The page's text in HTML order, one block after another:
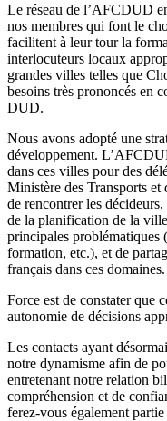
Le réseau de l’AFCDUD
nos membres qui font le
facilitent à leur tour la
interlocuteurs locaux
grandes villes telles que
besoins très prononcés en
DUD.
Nous avons adopté une
développement.
dans ces villes pour des
Ministère des Transports et
de rencontrer les
de la planification de la
principales
formation, etc.), et de
français dans ces domaines.
Force est de constater que
autonomie de décisions
Les contacts ayant
notre dynamisme afin de
entretenant notre relation
compréhension et de
ferez-vous également